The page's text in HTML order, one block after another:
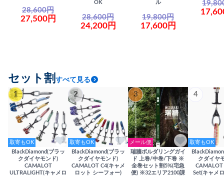
28,600円
27,500円
OK
28,600円
24,200円
ル
19,800円
17,600円
セット割 すべて見る
1
取寄もOK
BlackDiamond(ブラッ
クダイヤモンド)
CAMALOT
ULTRALIGHT(キャメロ
2
取寄もOK
BlackDiamond(ブラッ
クダイヤモンド)
CAMALOT C4(キャメ
ロット シーフォー)
3
メール便
瑞牆ボルダリングガイ
ド 上巻/中巻/下巻 ※
全巻セット割5%(宅急
便) ※32エリア2100課
4
取寄もOK
クダイヤ
Set(キャメ